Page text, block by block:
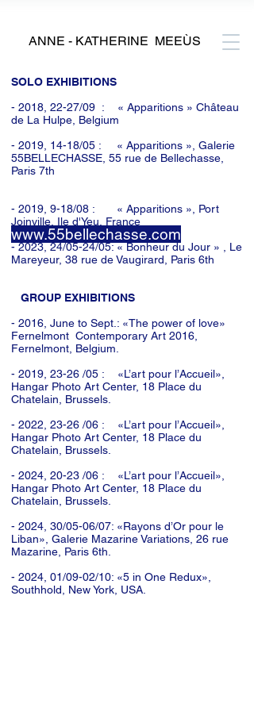
ANNE - KATHERINE MEEÙS
www.55bellechasse.com
SOLO EXHIBITIONS
- 2018, 22-27/09 : « Apparitions » Château
de La Hulpe, Belgium
- 2019, 14-18/05 : « Apparitions », Galerie
55BELLECHASSE, 55 rue de Bellechasse,
Paris 7th
- 2019, 9-18/08 : « Apparitions », Port
Joinville, Ile d'Yeu, France
- 2023, 24/05-24/05: « Bonheur du Jour » , Le
Mareyeur, 38 rue de Vaugirard, Paris 6th
GROUP EXHIBITIONS
- 2016, June to Sept.: «The power of love»
Fernelmont Contemporary Art 2016,
Fernelmont, Belgium.
- 2019, 23-26 /05 : «L’art pour l’Accueil»,
Hangar Photo Art Center, 18 Place du
Chatelain, Brussels.
- 2022, 23-26 /06 : «L’art pour l’Accueil»,
Hangar Photo Art Center, 18 Place du
Chatelain, Brussels.
- 2024, 20-23 /06 : «L’art pour l’Accueil»,
Hangar Photo Art Center, 18 Place du
Chatelain, Brussels.
- 2024, 30/05-06/07: «Rayons d’Or pour le
Liban», Galerie Mazarine Variations, 26 rue
Mazarine, Paris 6th.
- 2024, 01/09-02/10: «5 in One Redux»,
Southhold, New York, USA.